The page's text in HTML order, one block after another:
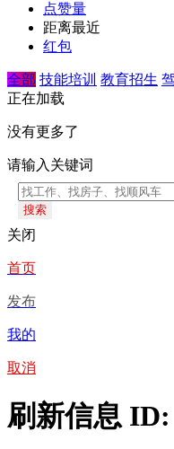
点赞量
距离最近
红包
全部 技能培训 教育招生
正在加载
没有更多了
请输入关键词
搜索
关闭
首页
发布
我的
取消
刷新信息 ID: